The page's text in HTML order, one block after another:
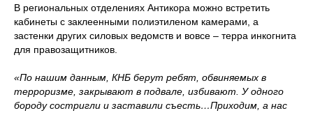
В региональных отделениях Антикора можно встретить
кабинеты с заклеенными полиэтиленом камерами, а
застенки других силовых ведомств и вовсе – терра инкогнита
для правозащитников.
«По нашим данным, КНБ берут ребят, обвиняемых в
терроризме, закрывают в подвале, избивают. У одного
бороду состригли и заставили съесть…Приходим, а нас